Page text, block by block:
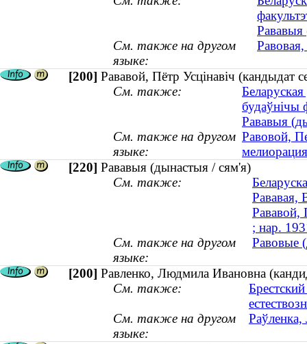
Рававыя
См. также на другом
языке:
[200] Рававой, Пётр Усцінавіч (кандыдат
См. также:
будаўнічы
Рававыя
См. также на другом
языке:
Равовой,
[220] Рававыя (дынастыя / сям'я)
См. также:
Рававая,
Рававой,
; нар.
См. также на другом
языке:
Равовые
[200] Равленко, Людмила Ивановна
См. также:
См. также на другом
языке: